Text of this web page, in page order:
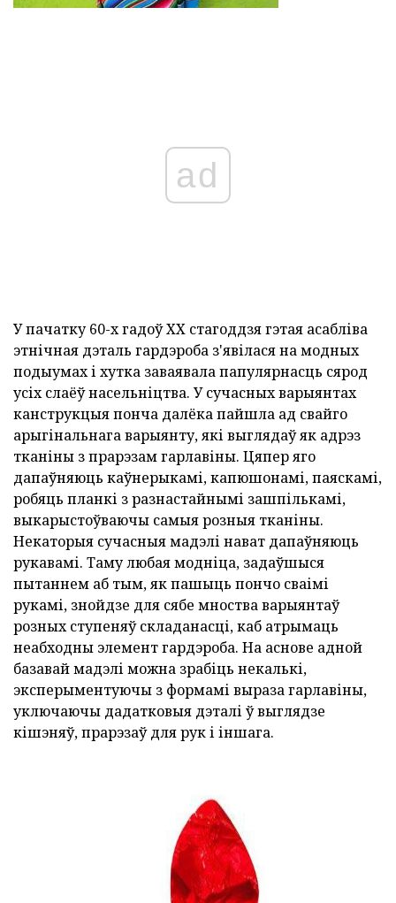
ad
У пачатку 60-х гадоў ХХ стагоддзя гэтая асабліва
этнічная дэталь гардэроба з'явілася на модных
подыумах і хутка заваявала папулярнасць сярод
усіх слаёў насельніцтва. У сучасных варыянтах
канструкцыя понча далёка пайшла ад свайго
арыгінальнага варыянту, які выглядаў як адрэз
тканіны з прарэзам гарлавіны. Цяпер яго
дапаўняюць каўнерыкамі, капюшонамі, паяскамі,
робяць планкі з разнастайнымі зашпількамі,
выкарыстоўваючы самыя розныя тканіны.
Некаторыя сучасныя мадэлі нават дапаўняюць
рукавамі. Таму любая модніца, задаўшыся
пытаннем аб тым, як пашыць пончо сваімі
рукамі, знойдзе для сябе мноства варыянтаў
розных ступеняў складанасці, каб атрымаць
неабходны элемент гардэроба. На аснове адной
базавай мадэлі можна зрабіць некалькі,
эксперыментуючы з формамі выраза гарлавіны,
уключаючы дадатковыя дэталі ў выглядзе
кішэняў, прарэзаў для рук і іншага.